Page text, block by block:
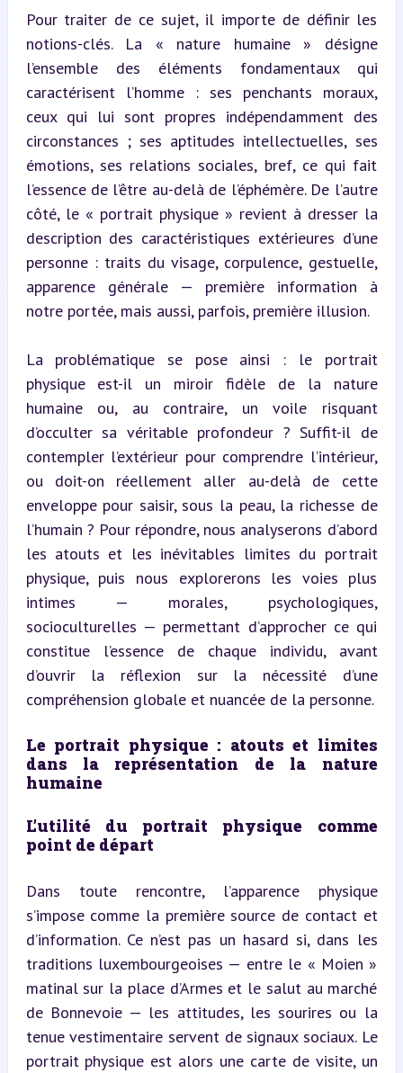
Pour traiter de ce sujet, il importe de définir les
notions-clés. La « nature humaine » désigne
l’ensemble des éléments fondamentaux qui
caractérisent l’homme : ses penchants moraux,
ceux qui lui sont propres indépendamment des
circonstances ; ses aptitudes intellectuelles, ses
émotions, ses relations sociales, bref, ce qui fait
l’essence de l’être au-delà de l’éphémère. De l’autre
côté, le « portrait physique » revient à dresser la
description des caractéristiques extérieures d’une
personne : traits du visage, corpulence, gestuelle,
apparence générale — première information à
notre portée, mais aussi, parfois, première illusion.
La problématique se pose ainsi : le portrait
physique est-il un miroir fidèle de la nature
humaine ou, au contraire, un voile risquant
d’occulter sa véritable profondeur ? Suffit-il de
contempler l’extérieur pour comprendre l’intérieur,
ou doit-on réellement aller au-delà de cette
enveloppe pour saisir, sous la peau, la richesse de
l’humain ? Pour répondre, nous analyserons d’abord
les atouts et les inévitables limites du portrait
physique, puis nous explorerons les voies plus
intimes — morales, psychologiques,
socioculturelles — permettant d’approcher ce qui
constitue l’essence de chaque individu, avant
d’ouvrir la réflexion sur la nécessité d’une
compréhension globale et nuancée de la personne.
Le portrait physique : atouts et limites
dans la représentation de la nature
humaine
L’utilité du portrait physique comme
point de départ
Dans toute rencontre, l’apparence physique
s’impose comme la première source de contact et
d’information. Ce n’est pas un hasard si, dans les
traditions luxembourgeoises — entre le « Moien »
matinal sur la place d’Armes et le salut au marché
de Bonnevoie — les attitudes, les sourires ou la
tenue vestimentaire servent de signaux sociaux. Le
portrait physique est alors une carte de visite, un